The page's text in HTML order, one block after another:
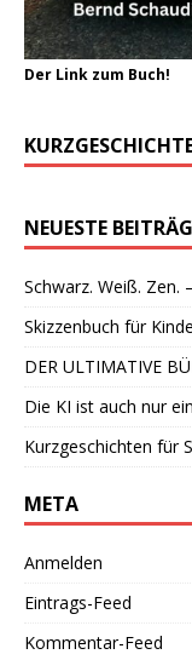
Der Link zum Buch!
NEUESTE
Schwarz. Weiß. Zen.
Skizzenbuch für
DER ULTIMATIVE
Die KI ist auch nur
Kurzgeschichten für
META
Anmelden
Eintrags-Feed
Kommentar-Feed